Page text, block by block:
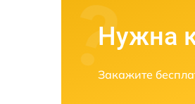
Нужна
Закажите